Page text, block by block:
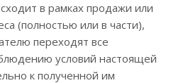
в рамках продажи или
(полностью или в части),
переходят все
условий настоящей
к полученной им